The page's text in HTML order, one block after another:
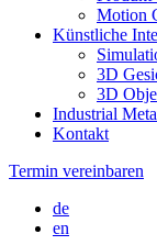
Motion
Künstliche
3D
3D
Industrial
Kontakt
Termin vereinbaren
de
en